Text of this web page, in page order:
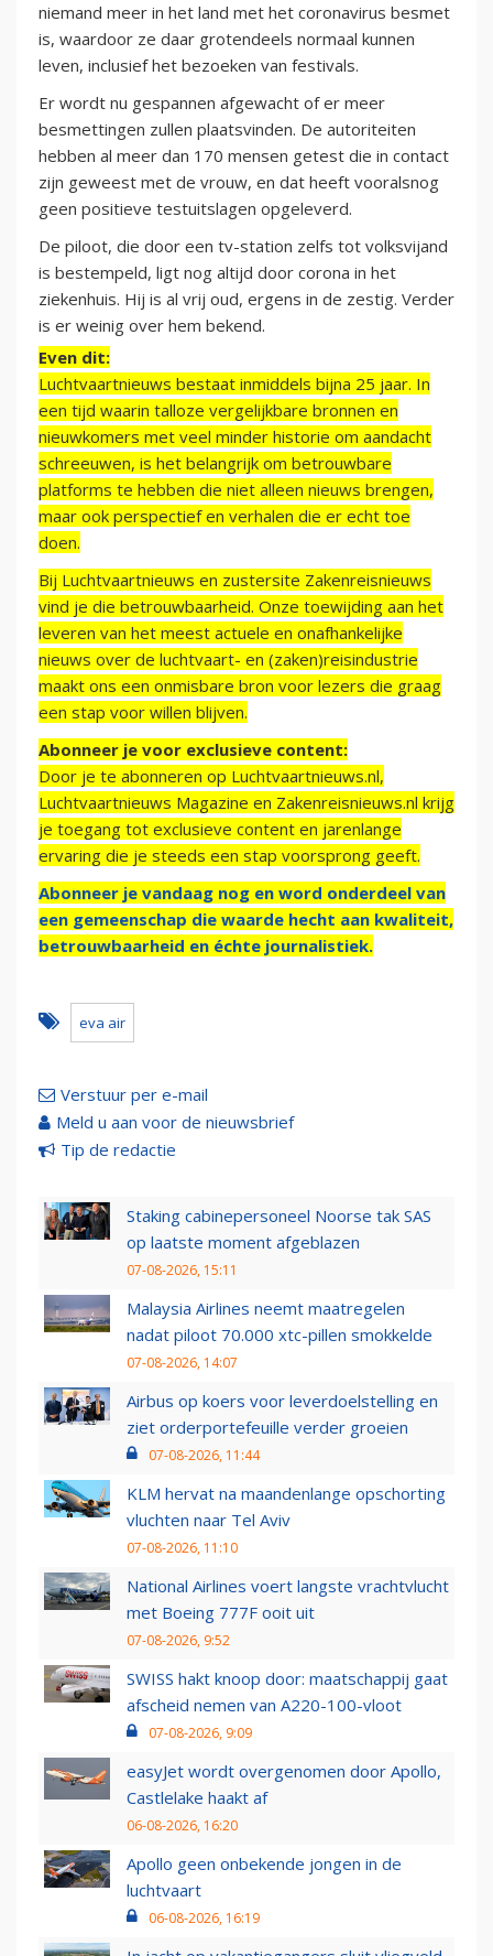
niemand meer in het land met het coronavirus besmet
is, waardoor ze daar grotendeels normaal kunnen
leven, inclusief het bezoeken van festivals.
Er wordt nu gespannen afgewacht of er meer
besmettingen zullen plaatsvinden. De autoriteiten
hebben al meer dan 170 mensen getest die in contact
zijn geweest met de vrouw, en dat heeft vooralsnog
geen positieve testuitslagen opgeleverd.
De piloot, die door een tv-station zelfs tot volksvijand
is bestempeld, ligt nog altijd door corona in het
ziekenhuis. Hij is al vrij oud, ergens in de zestig. Verder
is er weinig over hem bekend.
Even dit:
Luchtvaartnieuws bestaat inmiddels bijna 25 jaar. In
een tijd waarin talloze vergelijkbare bronnen en
nieuwkomers met veel minder historie om aandacht
schreeuwen, is het belangrijk om betrouwbare
platforms te hebben die niet alleen nieuws brengen,
maar ook perspectief en verhalen die er echt toe
doen.
Bij Luchtvaartnieuws en zustersite Zakenreisnieuws
vind je die betrouwbaarheid. Onze toewijding aan het
leveren van het meest actuele en onafhankelijke
nieuws over de luchtvaart- en (zaken)reisindustrie
maakt ons een onmisbare bron voor lezers die graag
een stap voor willen blijven.
Abonneer je voor exclusieve content:
Door je te abonneren op Luchtvaartnieuws.nl,
Luchtvaartnieuws Magazine en Zakenreisnieuws.nl krijg
je toegang tot exclusieve content en jarenlange
ervaring die je steeds een stap voorsprong geeft.
Abonneer je vandaag nog en word onderdeel van
een gemeenschap die waarde hecht aan kwaliteit,
betrouwbaarheid en échte journalistiek.
eva air
Verstuur per e-mail
Meld u aan voor de nieuwsbrief
Tip de redactie
Staking cabinepersoneel Noorse tak SAS
op laatste moment afgeblazen
07-08-2026, 15:11
Malaysia Airlines neemt maatregelen
nadat piloot 70.000 xtc-pillen smokkelde
07-08-2026, 14:07
Airbus op koers voor leverdoelstelling en
ziet orderportefeuille verder groeien
07-08-2026, 11:44
KLM hervat na maandenlange opschorting
vluchten naar Tel Aviv
07-08-2026, 11:10
National Airlines voert langste vrachtvlucht
met Boeing 777F ooit uit
07-08-2026, 9:52
SWISS hakt knoop door: maatschappij gaat
afscheid nemen van A220-100-vloot
07-08-2026, 9:09
easyJet wordt overgenomen door Apollo,
Castlelake haakt af
06-08-2026, 16:20
Apollo geen onbekende jongen in de
luchtvaart
06-08-2026, 16:19